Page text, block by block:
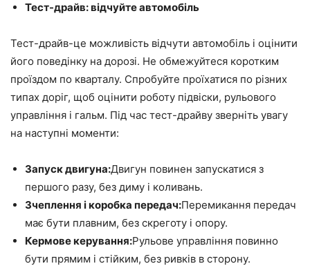
Тест-драйв: відчуйте автомобіль
Тест-драйв-це можливість відчути автомобіль і оцінити
його поведінку на дорозі. Не обмежуйтеся коротким
проїздом по кварталу. Спробуйте проїхатися по різних
типах доріг, щоб оцінити роботу підвіски, рульового
управління і гальм. Під час тест-драйву зверніть увагу
на наступні моменти:
Запуск двигуна:Двигун повинен запускатися з
першого разу, без диму і коливань.
Зчеплення і коробка передач:Перемикання передач
має бути плавним, без скреготу і опору.
Кермове керування:Рульове управління повинно
бути прямим і стійким, без ривків в сторону.